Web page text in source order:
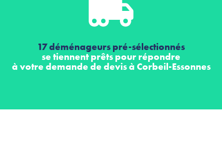
17 déménageurs pré-sélectionnés
se tiennent prêts pour répondre
à votre demande de devis à Corbeil-Essonnes